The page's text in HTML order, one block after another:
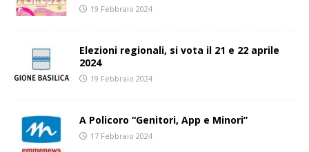
19 Febbraio 2024
Elezioni regionali, si vota il 21 e 22 aprile
2024
19 Febbraio 2024
A Policoro “Genitori, App e Minori”
17 Febbraio 2024